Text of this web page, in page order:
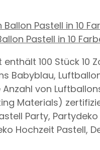
Pastell in 10
enthält 100
Babyblau,
von
Materials)
Party,
Hochzeit